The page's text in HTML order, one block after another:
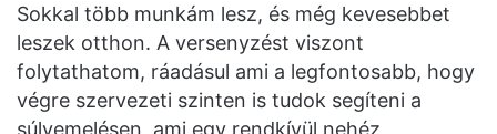
Sokkal több munkám lesz, és még kevesebbet
leszek otthon. A versenyzést viszont
folytathatom, ráadásul ami a legfontosabb, hogy
végre szervezeti szinten is tudok segíteni a
súlyemelésen, ami egy rendkívül nehéz